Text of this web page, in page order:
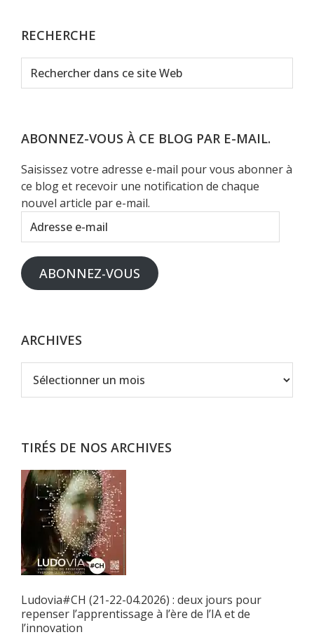
RECHERCHE
Rechercher
dans
Web
ABONNEZ-VOUS À CE BLOG PAR E-MAIL.
Saisissez votre adresse e-mail pour vous abonner à
ce blog et recevoir une notification de chaque
nouvel article par e-mail.
Adresse
e-
mail
ABONNEZ-VOUS
ARCHIVES
TIRÉS DE NOS ARCHIVES
Ludovia#CH (21-22-04.2026) : deux jours pour
repenser l’apprentissage à l’ère de l’IA et de
l’innovation